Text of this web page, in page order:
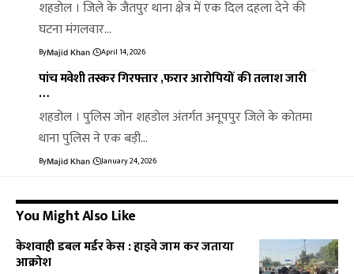
शहडोल । जिले के जैतपुर थाना क्षेत्र में एक दिल दहला देने की
घटना मंगलवार…
ByMajid Khan April 14, 2026
पांच मवेशी तस्कर गिरफ्तार ,फरार आरोपियों की तलाश जारी
…
शहडोल । पुलिस जोन शहडोल अंतर्गत अनूपपुर जिले के कोतमा
थाना पुलिस ने एक बड़ी…
ByMajid Khan January 24, 2026
You Might Also Like
केशवाही डबल मर्डर केस : हाइवे जाम कर जताया
आक्रोश